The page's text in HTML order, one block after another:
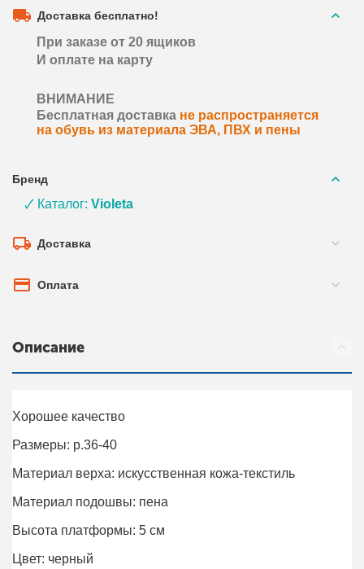
Доставка бесплатно!
При заказе от 20 ящиков
И оплате на карту
ВНИМАНИЕ
Бесплатная доставка не распространяется
на обувь из материала ЭВА, ПВХ и пены
Бренд
🗸 Каталог:Violeta
Доставка
Оплата
Описание
Хорошее качество
Размеры: р.36-40
Материал верха: искусственная кожа-текстиль
Материал подошвы: пена
Высота платформы: 5 см
Цвет: черный